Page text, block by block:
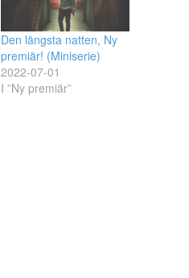
Den längsta natten, Ny
premiär! (Miniserie)
2022-07-01
I ”Ny premiär”